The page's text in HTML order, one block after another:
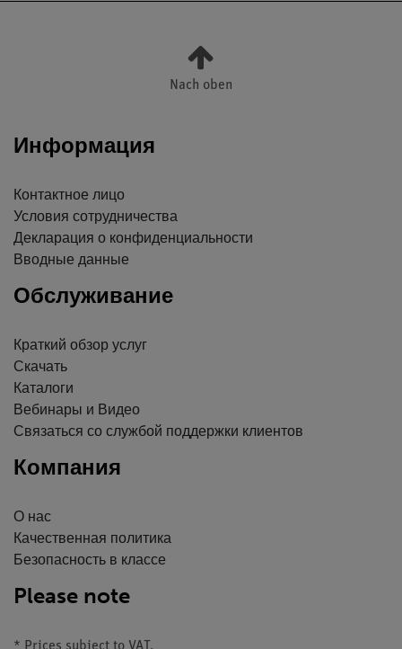
Nach oben
Информация
Контактное лицо
Условия сотрудничества
Декларация о конфиденциальности
Вводные данные
Обслуживание
Краткий обзор услуг
Скачать
Каталоги
Вебинары и Видео
Связаться со службой поддержки клиентов
Компания
О нас
Качественная политика
Безопасность в классе
Please note
* Prices subject to VAT.